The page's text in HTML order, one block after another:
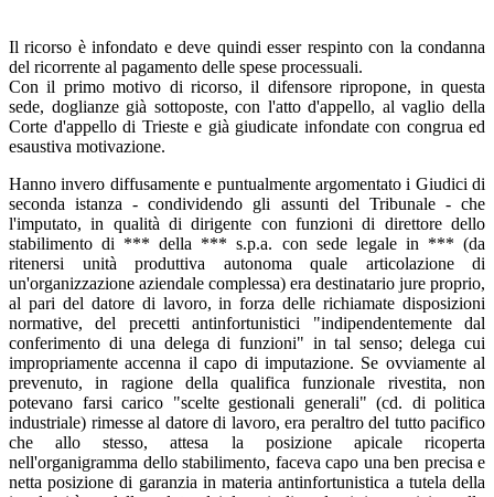
Il ricorso è infondato e deve quindi esser respinto con la condanna
del ricorrente al pagamento delle spese processuali.
Con il primo motivo di ricorso, il difensore ripropone, in questa
sede, doglianze già sottoposte, con l'atto d'appello, al vaglio della
Corte d'appello di Trieste e già giudicate infondate con congrua ed
esaustiva motivazione.
Hanno invero diffusamente e puntualmente argomentato i Giudici di
seconda istanza - condividendo gli assunti del Tribunale - che
l'imputato, in qualità di dirigente con funzioni di direttore dello
stabilimento di *** della *** s.p.a. con sede legale in *** (da
ritenersi unità produttiva autonoma quale articolazione di
un'organizzazione aziendale complessa) era destinatario jure proprio,
al pari del datore di lavoro, in forza delle richiamate disposizioni
normative, del precetti antinfortunistici "indipendentemente dal
conferimento di una delega di funzioni" in tal senso; delega cui
impropriamente accenna il capo di imputazione. Se ovviamente al
prevenuto, in ragione della qualifica funzionale rivestita, non
potevano farsi carico "scelte gestionali generali" (cd. di politica
industriale) rimesse al datore di lavoro, era peraltro del tutto pacifico
che allo stesso, attesa la posizione apicale ricoperta
nell'organigramma dello stabilimento, faceva capo una ben precisa e
netta posizione di garanzia in materia antinfortunistica a tutela della